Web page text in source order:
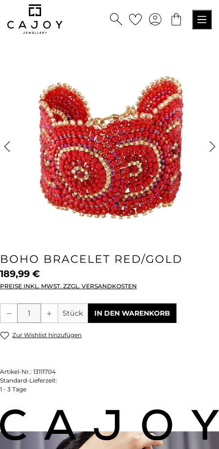
springen
BOHO BRACELET RED/GOLD
189,99 €
PREISE INKL. MWST. ZZGL. VERSANDKOSTEN
Produkt Anzahl: Gib den gewünschten
Stück IN DEN WARENKORB
Zur Wishlist hinzufügen
Artikel-Nr.: 13111704
Standard-Lieferzeit:
1 - 3 Tage